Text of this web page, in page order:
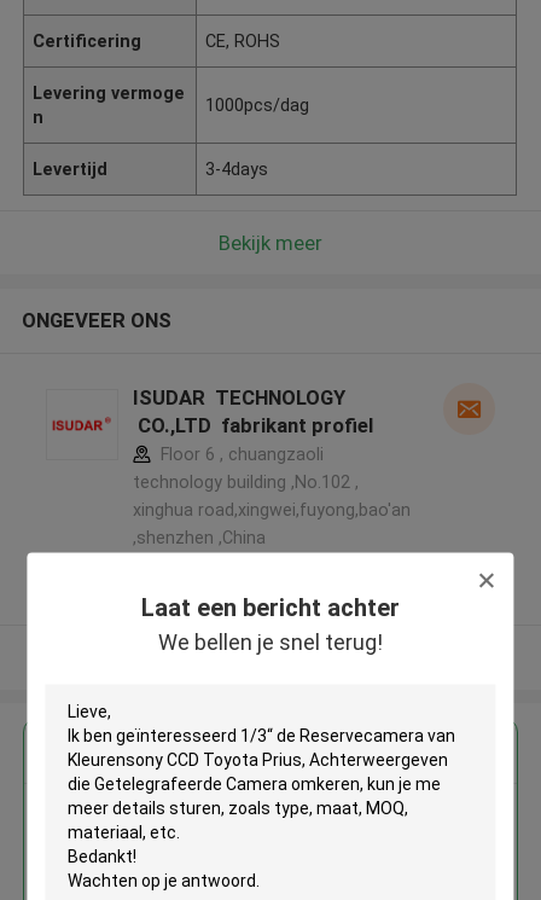
Laat een bericht achter
We bellen je snel terug!
Certificering CE, ROHS
Levering vermoge
n
1000pcs/dag
Levertijd 3-4days
Bekijk meer
ONGEVEER ONS
ISUDAR TECHNOLOGY
CO.,LTD fabrikant profiel
Floor 6 , chuangzaoli
technology building ,No.102 ,
xinghua road,xingwei,fuyong,bao'an
,shenzhen ,China
Geverifieerde Leverancier
Bekijk meer
Krijg de beste prijs voor
1/3“ de Reservecamera van
Achterweergeven die